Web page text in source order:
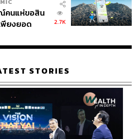
คนแห่ขอสิน
พียงยอด
2.7K
STORIES